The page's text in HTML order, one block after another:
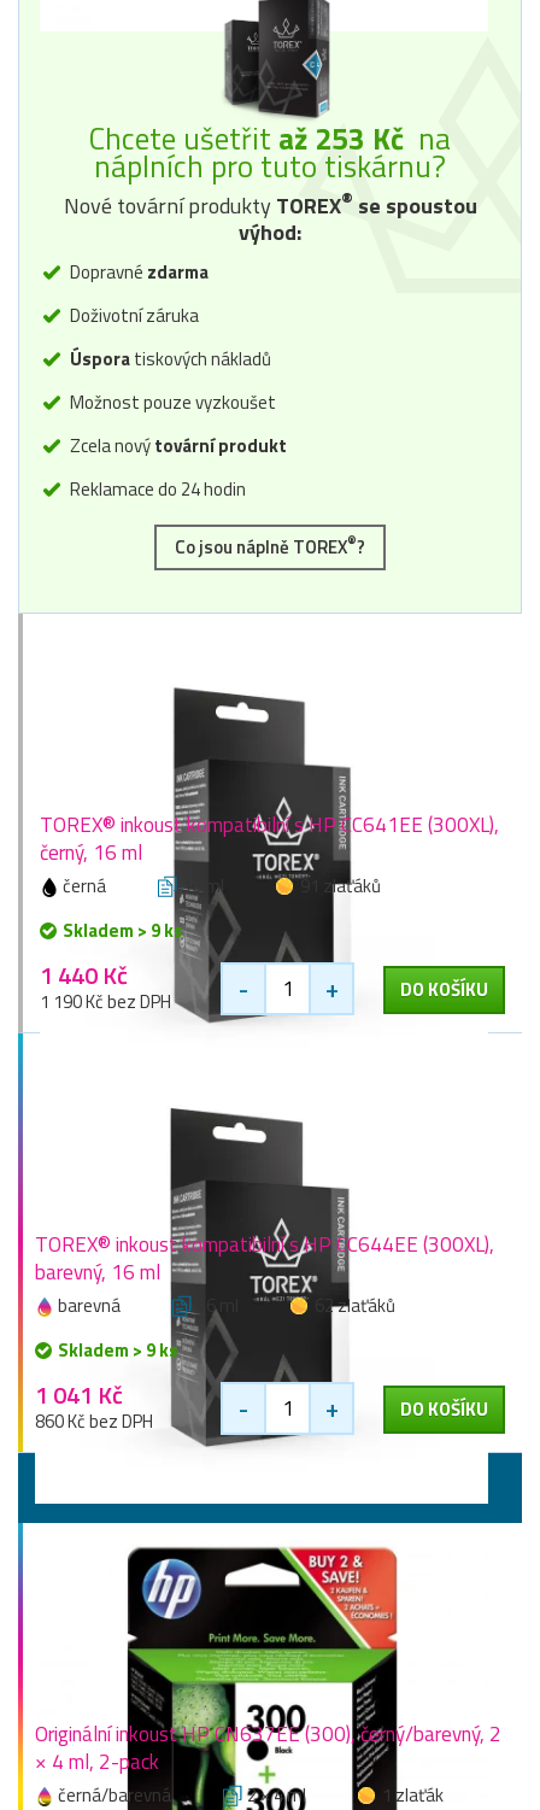
Chcete ušetřit až 253 Kč na
náplních pro tuto tiskárnu?
Nové tovární produktyTOREX® se spoustou
výhod:
Dopravné zdarma
Doživotní záruka
Úsporatiskových nákladů
Možnost pouze vyzkoušet
Zcela novýtovární produkt
Reklamace do 24 hodin
Co jsou náplně TOREX®?
TOREX® inkoust kompatibilní s HP CC641EE (300XL),
černý, 16 ml
černá 16 ml
91 zlaťáků
Skladem > 9 ks
1 440 Kč
1 190 Kč bez DPH - + DO KOŠÍKU
TOREX® inkoust kompatibilní s HP CC644EE (300XL),
barevný, 16 ml
barevná 16 ml
62 zlaťáků
Skladem > 9 ks
1 041 Kč
860 Kč bez DPH - + DO KOŠÍKU
Originální inkoust HP CN637EE (300), černý/barevný, 2
× 4 ml, 2-pack
černá/barevná 2 × 4 ml
1 zlaťák